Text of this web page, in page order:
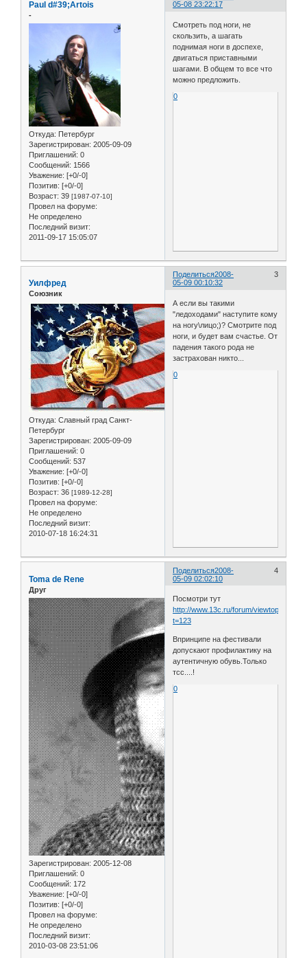
05-08 23:22:17
Paul d#39;Artois
-
Откуда: Петербург
Зарегистрирован: 2005-09-09
Приглашений: 0
Сообщений: 1566
Уважение: [+0/-0]
Позитив: [+0/-0]
Возраст: 39 [1987-07-10]
Провел на форуме:
Не определено
Последний визит:
2011-09-17 15:05:07
Смотреть под ноги, не
скользить, а шагать
поднимая ноги в доспехе,
двигаться приставными
шагами. В общем то все что
можно предложить.
0
Поделиться 3
2008-
05-09 00:10:32
Уилфред
Союзник
Откуда: Славный град Санкт-
Петербург
Зарегистрирован: 2005-09-09
Приглашений: 0
Сообщений: 537
Уважение: [+0/-0]
Позитив: [+0/-0]
Возраст: 36 [1989-12-28]
Провел на форуме:
Не определено
Последний визит:
2010-07-18 16:24:31
А если вы такими
"ледоходами" наступите кому
на ногу\лицо;)? Смотрите под
ноги, и будет вам счастье. От
падения такого рода не
застрахован никто...
0
Поделиться 4
2008-
05-09 02:02:10
Toma de Rene
Друг
Зарегистрирован: 2005-12-08
Приглашений: 0
Сообщений: 172
Уважение: [+0/-0]
Позитив: [+0/-0]
Провел на форуме:
Не определено
Последний визит:
2010-03-08 23:51:06
Посмотри тут
http://www.13c.ru/forum/viewtopic.php?
t=123
Впринципе на фестивали
допускают профилактику на
аутентичную обувь.Только
тсс....!
0